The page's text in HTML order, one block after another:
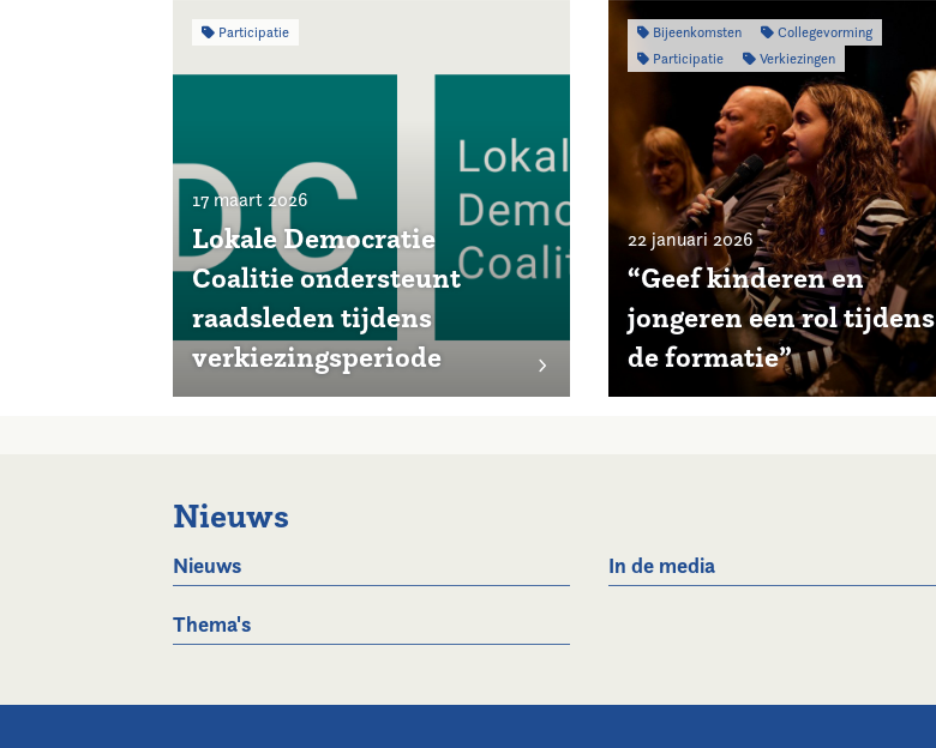
Participatie
17 maart 2026
Lokale Democratie
Coalitie ondersteunt
raadsleden tijdens
verkiezingsperiode
Bijeenkomsten
Collegevorming
Participatie
Verkiezingen
22 januari 2026
“Geef kinderen en
jongeren een rol tijdens
de formatie”
Nieuws
Nieuws In de media
Thema's